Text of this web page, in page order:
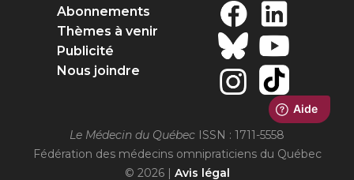
Abonnements
Thèmes à venir
Publicité
Nous joindre
Le Médecin du Québec ISSN : 1711-5558
Fédération des médecins omnipraticiens du Québec
© 2026 | Avis légal